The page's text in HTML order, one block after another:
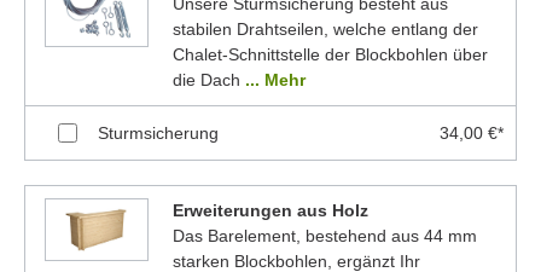
stabilen Drahtseilen, welche entlang der
Chalet-Schnittstelle der Blockbohlen über
die Dach ... Mehr
Sturmsicherung 34,00 €*
Erweiterungen aus Holz
Das Barelement, bestehend aus 44 mm
starken Blockbohlen, ergänzt Ihr